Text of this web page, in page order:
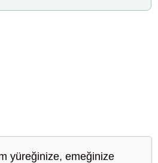
yüreğinize, emeğinize